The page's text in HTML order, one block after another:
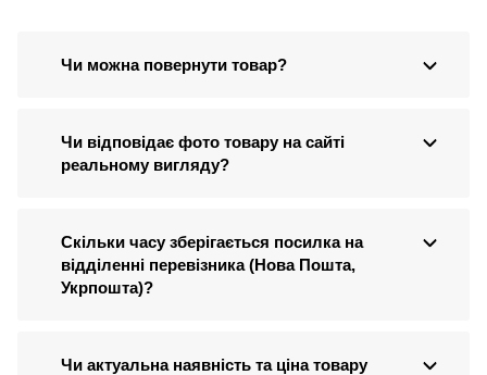
Чи можна повернути товар?
Чи відповідає фото товару на сайті
реальному вигляду?
Скільки часу зберігається посилка на
відділенні перевізника (Нова Пошта,
Укрпошта)?
Чи актуальна наявність та ціна товару